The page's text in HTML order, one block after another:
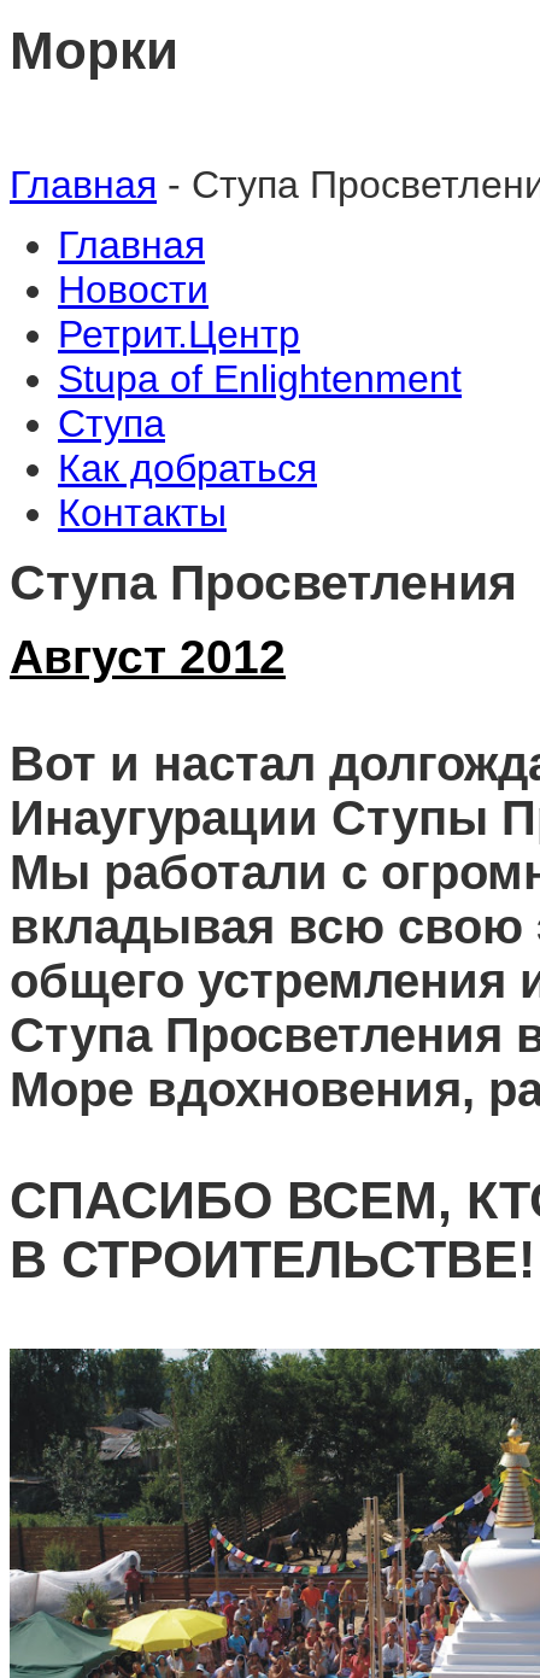
Морки
Главная - Ступа
Главная
Новости
Ретрит.Центр
Stupa of Enlightenment
Ступа
Как добраться
Контакты
Ступа Просветления
Август 2012
Вот и настал
Инаугурации Ступы
Мы работали с
вкладывая всю свою
общего устремления
Ступа Просветления
Море вдохновения,
СПАСИБО ВСЕМ,
В СТРОИТЕЛЬСТВЕ!